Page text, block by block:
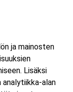
ja mainosten
Lisäksi
analytiikka-alan